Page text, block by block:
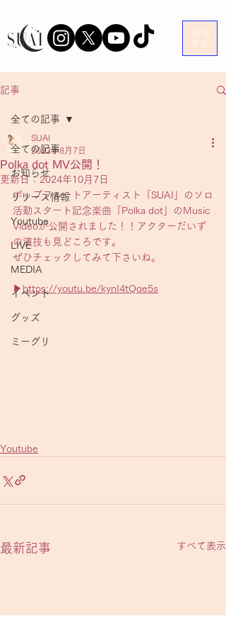
ME
NU
記事
全ての記事
お知らせ
リリース情報
Youtube
LIVE
MEDIA
イベント
グッズ
ミーグリ
全ての記事
Polka dot MV公開！
SUAI
2023年8月7日
更新日： 2024年10月7日
ポップフルートアーティスト「SUAI」のソロ
活動スタート記念楽曲「Polka dot」のMusic
Videoが公開されました！！アクターだいず
の演技も見どころです。
ぜひチェックしてみて下さいね。
▶︎ https://youtu.be/kynI4tQqe5s
Youtube
最新記事 すべて表示